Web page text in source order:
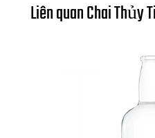
Liên quan Chai Thủy